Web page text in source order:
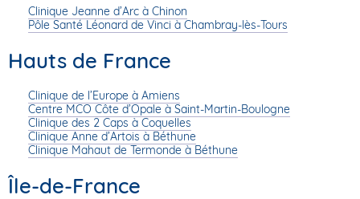
Clinique Jeanne d’Arc à Chinon
Pôle Santé Léonard de Vinci à Chambray-lès-Tours
Hauts de France
Clinique de l’Europe à Amiens
Centre MCO Côte d’Opale à Saint-Martin-Boulogne
Clinique des 2 Caps à Coquelles
Clinique Anne d’Artois à Béthune
Clinique Mahaut de Termonde à Béthune
Île-de-France